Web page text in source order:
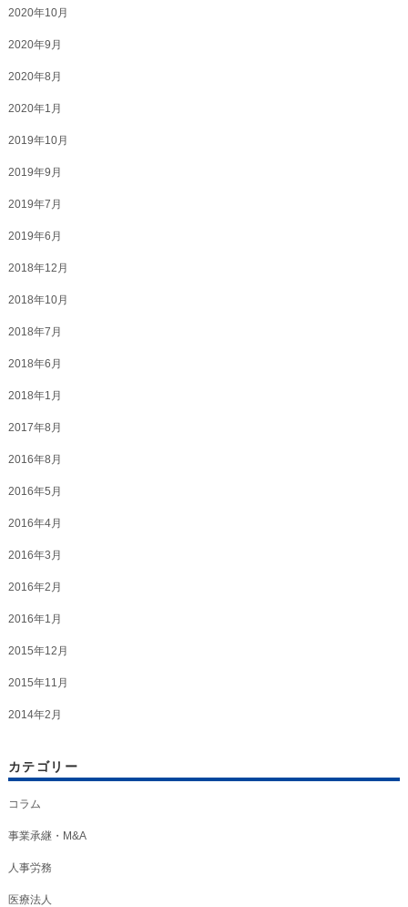
2020年10月
2020年9月
2020年8月
2020年1月
2019年10月
2019年9月
2019年7月
2019年6月
2018年12月
2018年10月
2018年7月
2018年6月
2018年1月
2017年8月
2016年8月
2016年5月
2016年4月
2016年3月
2016年2月
2016年1月
2015年12月
2015年11月
2014年2月
カテゴリー
コラム
事業承継・M&A
人事労務
医療法人